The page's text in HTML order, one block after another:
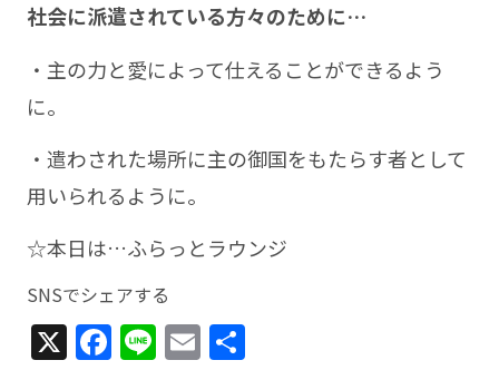
社会に派遣されている方々のために…
・主の力と愛によって仕えることができるよう
に。
・遣わされた場所に主の御国をもたらす者として
用いられるように。
☆本日は…ふらっとラウンジ
SNSでシェアする
X Facebook
LineEmail
共